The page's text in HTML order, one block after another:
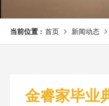
当前位置 : 首页 新闻动态
金睿家毕业